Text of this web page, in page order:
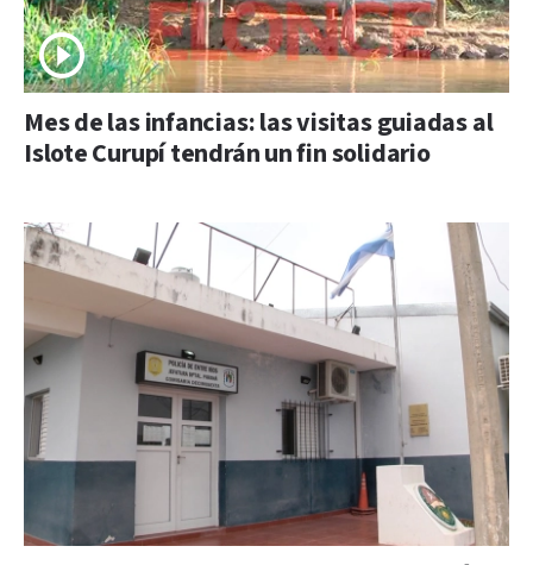
Mes de las infancias: las visitas guiadas al
Islote Curupí tendrán un fin solidario